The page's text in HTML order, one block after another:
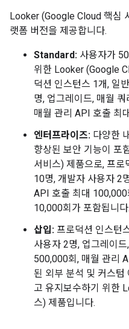
Looker (Google Cloud 핵심
랫폼 버전을 제공합니다.
Standard: 사용자가
위한 Looker (Google
덕션 인스턴스 1개, 일
명, 업그레이드, 매월
매월 관리 API 호출 최
엔터프라이즈: 다양한
향상된 보안 기능이 포
서비스) 제품으로, 프
10명, 개발자 사용자 2
API 호출 최대 100,000
10,000회가 포함됩니다.
삽입: 프로덕션 인스턴
사용자 2명, 업그레이
500,000회, 매월 관리
된 외부 분석 및 커스텀
고 유지보수하기 위한
스) 제품입니다.